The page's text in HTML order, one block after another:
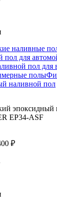
наливные
пол для
пол для
полы
наливной пол
эпоксидный
EP34-ASF
₽